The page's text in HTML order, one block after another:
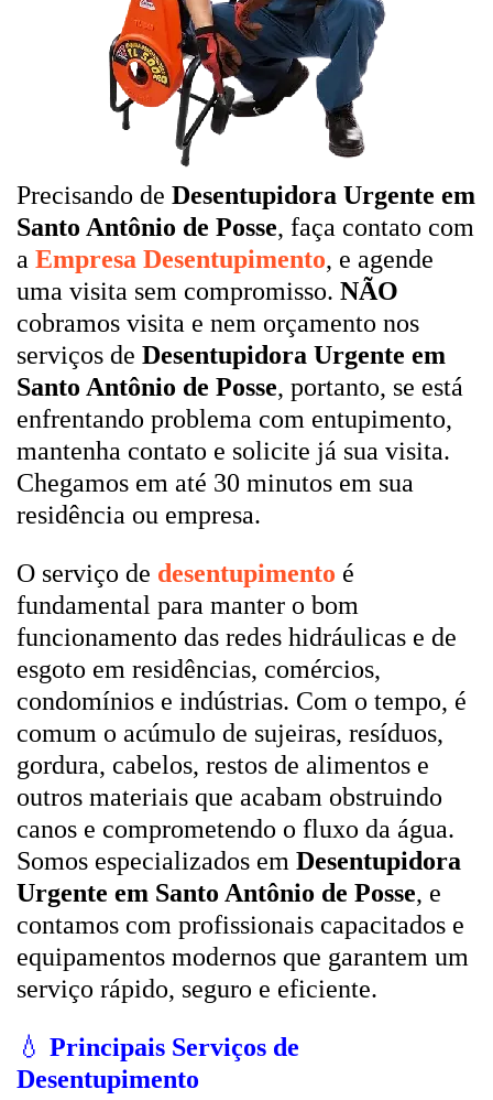
Precisando de Desentupidora Urgente em
Santo Antônio de Posse, faça contato com
a Empresa Desentupimento, e agende
uma visita sem compromisso. NÃO
cobramos visita e nem orçamento nos
serviços de Desentupidora Urgente em
Santo Antônio de Posse, portanto, se está
enfrentando problema com entupimento,
mantenha contato e solicite já sua visita.
Chegamos em até 30 minutos em sua
residência ou empresa.
O serviço de desentupimento é
fundamental para manter o bom
funcionamento das redes hidráulicas e de
esgoto em residências, comércios,
condomínios e indústrias. Com o tempo, é
comum o acúmulo de sujeiras, resíduos,
gordura, cabelos, restos de alimentos e
outros materiais que acabam obstruindo
canos e comprometendo o fluxo da água.
Somos especializados em Desentupidora
Urgente em Santo Antônio de Posse, e
contamos com profissionais capacitados e
equipamentos modernos que garantem um
serviço rápido, seguro e eficiente.
💧 Principais Serviços de
Desentupimento